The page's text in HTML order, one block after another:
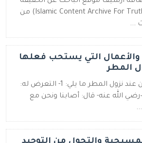
(Islamic Content Archive For Truth Seeker) من
...
والأعمال التي يستحب فعلها
المطر
من السنن عند نزول المطر ما يلي: 1- التعرض له:
الله عنه- قال: أصابنا ونحن مع